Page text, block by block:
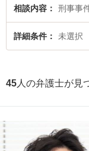
『群馬県で土日や夜間に
談したい』『裁判員裁判
い』『初回相談無料で裁
相談内容 刑事事
詳細条件 未選択
45 人の弁護士が見